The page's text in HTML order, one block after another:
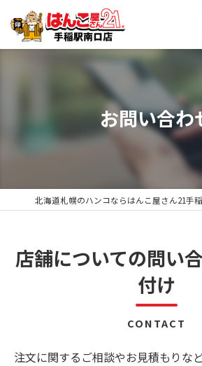
お問い合わ
店舗についての問い
付け
CONTACT
注文に関するご相談やお見積もりな